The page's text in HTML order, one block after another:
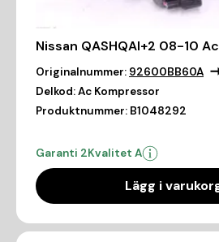
Nissan QASHQAI+2 08-10
Originalnummer: 92600BB60A
Delkod:Ac Kompressor
Produktnummer: B1048292
Garanti 2Kvalitet A
Lägg i